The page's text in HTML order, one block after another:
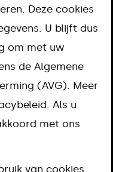
begrip.
dat
zich
dat
gaan
Deze cookies
U blijft dus
om met uw
de Algemene
(AVG). Meer
Als u
met ons
van cookies